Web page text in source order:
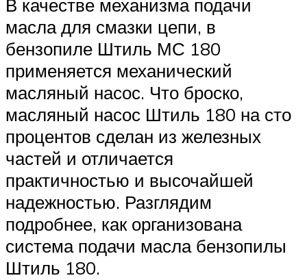
В качестве механизма подачи
масла для смазки цепи, в
бензопиле Штиль МС 180
применяется механический
масляный насос. Что броско,
масляный насос Штиль 180 на сто
процентов сделан из железных
частей и отличается
практичностью и высочайшей
надежностью. Разглядим
подробнее, как организована
система подачи масла бензопилы
Штиль 180.